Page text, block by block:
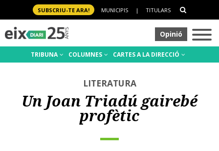
SUBSCRIU-TE ARA! MUNICIPIS | TITULARS
Opinió
TRIBUNA COLUMNES CARTES A LA DIRECCIÓ
LITERATURA
Un Joan Triadú gairebé
profètic